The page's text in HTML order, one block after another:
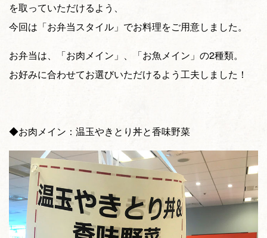
を取っていただけるよう、
今回は「お弁当スタイル」でお料理をご用意しました。
お弁当は、「お肉メイン」、「お魚メイン」の2種類。
お好みに合わせてお選びいただけるよう工夫しました！
◆お肉メイン：温玉やきとり丼と香味野菜